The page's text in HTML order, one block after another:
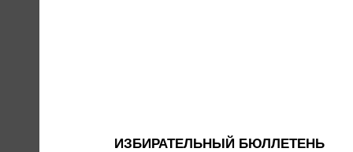
ИЗБИРАТЕЛЬНЫЙ БЮЛЛЕТЕНЬ